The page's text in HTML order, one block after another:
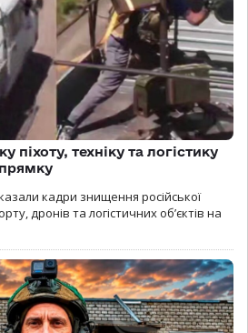
піхоту, техніку та логістику
кадри знищення російської
дронів та логістичних об’єктів на